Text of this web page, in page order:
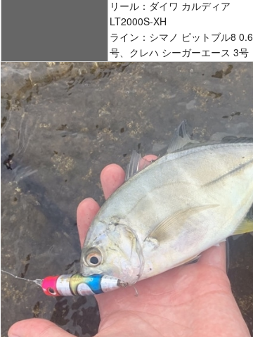
リール：ダイワ カルディア
LT2000S-XH
ライン：シマノ ピットブル8 0.6
号、クレハ シーガーエース 3号